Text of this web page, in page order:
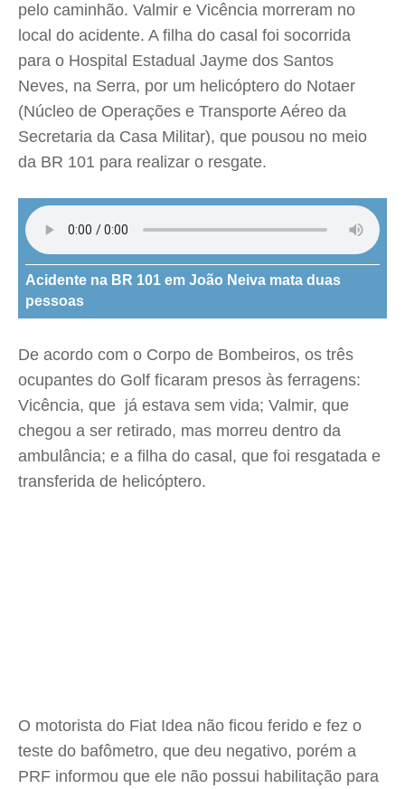
pelo caminhão. Valmir e Vicência morreram no
local do acidente. A filha do casal foi socorrida
para o Hospital Estadual Jayme dos Santos
Neves, na Serra, por um helicóptero do Notaer
(Núcleo de Operações e Transporte Aéreo da
Secretaria da Casa Militar), que pousou no meio
da BR 101 para realizar o resgate.
Acidente na BR 101 em João Neiva mata duas
pessoas
De acordo com o Corpo de Bombeiros, os três
ocupantes do Golf ficaram presos às ferragens:
Vicência, que já estava sem vida; Valmir, que
chegou a ser retirado, mas morreu dentro da
ambulância; e a filha do casal, que foi resgatada e
transferida de helicóptero.
O motorista do Fiat Idea não ficou ferido e fez o
teste do bafômetro, que deu negativo, porém a
PRF informou que ele não possui habilitação para